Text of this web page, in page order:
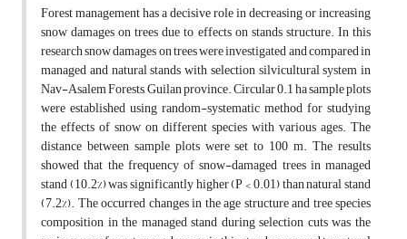
Forest management has a decisive role in decreasing or increasing
snow damages on trees due to effects on stands structure. In this
research snow damages on trees were investigated and compared in
managed and natural stands with selection silvicultural system in
Nav-Asalem Forests, Guilan province. Circular 0.1 ha sample plots
were established using random-systematic method for studying
the effects of snow on different species with various ages. The
distance between sample plots were set to 100 m. The results
showed that the frequency of snow-damaged trees in managed
stand (10.2%) was significantly higher (P < 0.01) than natural stand
(7.2%). The occurred changes in the age structure and tree species
composition in the managed stand during selection cuts was the